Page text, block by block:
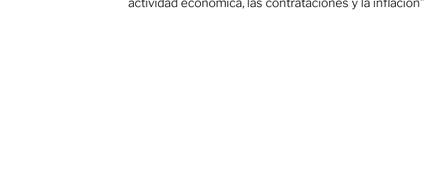
actividad económica, las contrataciones y la inflación”